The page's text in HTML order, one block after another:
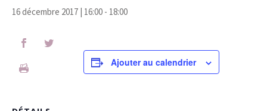
16 décembre 2017 | 16:00 - 18:00
Ajouter au calendrier